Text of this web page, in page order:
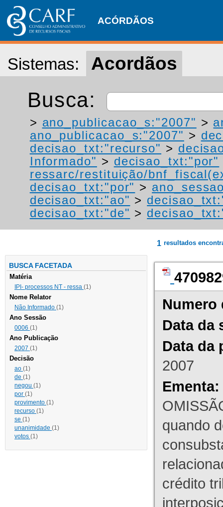
ACÓRDÃOS
Sistemas: Acordãos
Busca:
> ano_publicacao_s:"2007" >
ano_publicacao_s:"2007" >
decisao_txt:"recurso" >
Informado" > decisao_txt:"por"
ressarc/restituição/
decisao_txt:"por" >
decisao_txt:"ao" >
decisao_txt:"de" >
BUSCA FACETADA
Matéria
IPI- processos NT - ressa (1)
Nome Relator
Não Informado (1)
Ano Sessão
0006 (1)
Ano Publicação
2007 (1)
Decisão
ao (1)
de (1)
negou (1)
por (1)
provimento (1)
recurso (1)
se (1)
unanimidade (1)
votos (1)
1 resultados
Numero
Data da
Data da
2007
Ementa:
quando
crédito